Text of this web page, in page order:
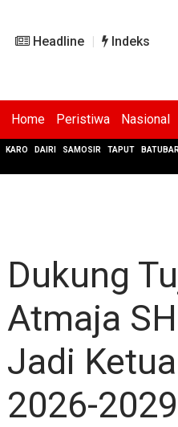
Headline Indeks
Home Peristiwa Nasional
KARO DAIRI SAMOSIR TAPUT
Dukung
Atmaja
Jadi
2026-2029